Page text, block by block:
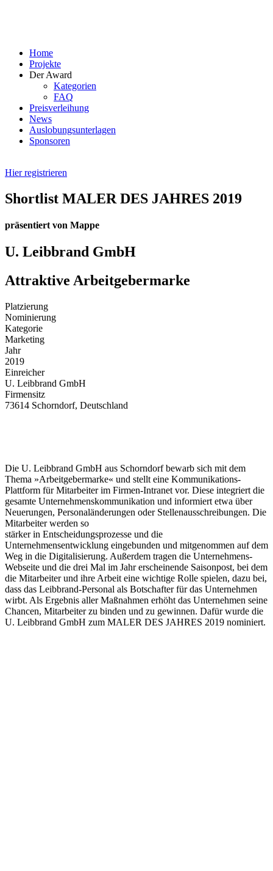
Home
Projekte
Der Award
Kategorien
FAQ
Preisverleihung
News
Auslobungsunterlagen
Sponsoren
Hier registrieren
Shortlist MALER DES JAHRES 2019
präsentiert von Mappe
U. Leibbrand GmbH
Attraktive Arbeitgebermarke
Platzierung
Nominierung
Kategorie
Marketing
Jahr
2019
Einreicher
U. Leibbrand GmbH
Firmensitz
73614 Schorndorf, Deutschland
Die U. Leibbrand GmbH aus Schorndorf bewarb sich mit dem
Thema »Arbeitgebermarke« und stellt eine Kommunikations-
Plattform für Mitarbeiter im Firmen-Intranet vor. Diese integriert die
gesamte Unternehmenskommunikation und informiert etwa über
Neuerungen, Personaländerungen oder Stellenausschreibungen. Die
Mitarbeiter werden so
stärker in Entscheidungsprozesse und die
Unternehmensentwicklung eingebunden und mitgenommen auf dem
Weg in die Digitalisierung. Außerdem tragen die Unternehmens-
Webseite und die drei Mal im Jahr erscheinende Saisonpost, bei dem
die Mitarbeiter und ihre Arbeit eine wichtige Rolle spielen, dazu bei,
dass das Leibbrand-Personal als Botschafter für das Unternehmen
wirbt. Als Ergebnis aller Maßnahmen erhöht das Unternehmen seine
Chancen, Mitarbeiter zu binden und zu gewinnen. Dafür wurde die
U. Leibbrand GmbH zum MALER DES JAHRES 2019 nominiert.